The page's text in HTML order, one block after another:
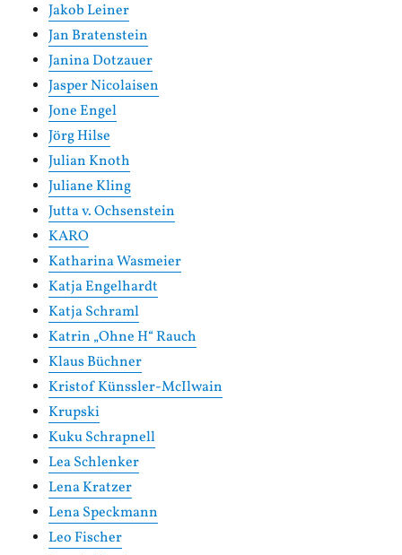
Jakob Leiner
Jan Bratenstein
Janina Dotzauer
Jasper Nicolaisen
Jone Engel
Jörg Hilse
Julian Knoth
Juliane Kling
Jutta v. Ochsenstein
KARO
Katharina Wasmeier
Katja Engelhardt
Katja Schraml
Katrin „Ohne H“ Rauch
Klaus Büchner
Kristof Künssler-McIlwain
Krupski
Kuku Schrapnell
Lea Schlenker
Lena Kratzer
Lena Speckmann
Leo Fischer